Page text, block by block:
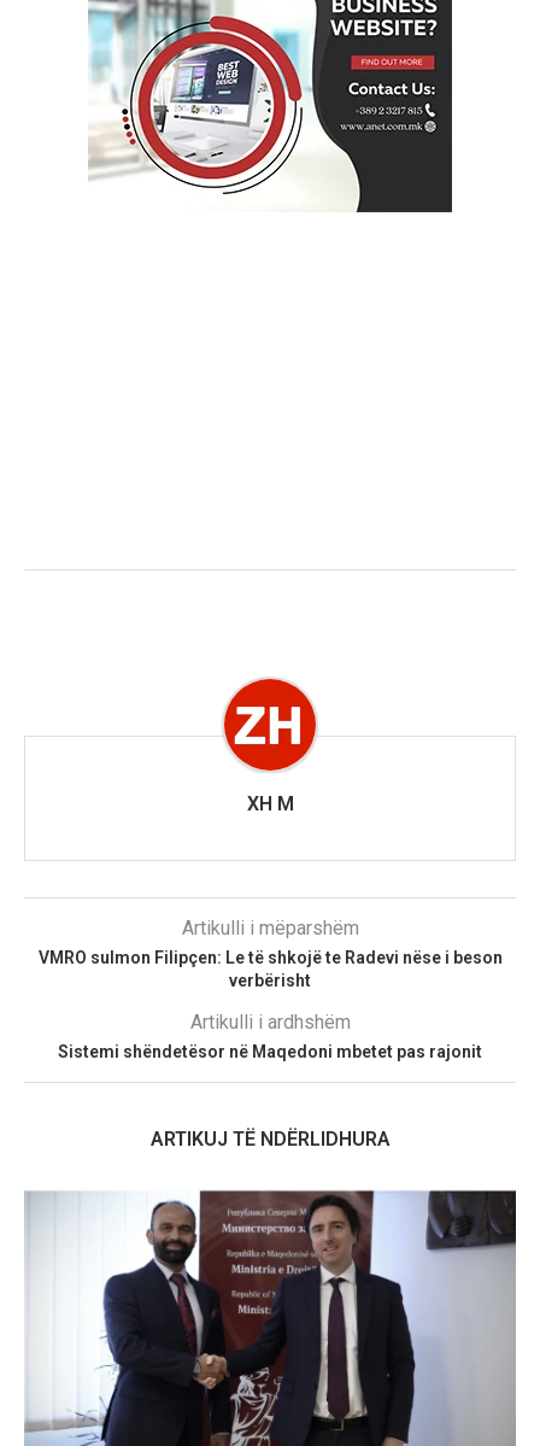
XH M
Artikulli i mëparshëm
VMRO sulmon Filipçen: Le të shkojë te Radevi nëse i beson
verbërisht
Artikulli i ardhshëm
Sistemi shëndetësor në Maqedoni mbetet pas rajonit
ARTIKUJ TË NDËRLIDHURA